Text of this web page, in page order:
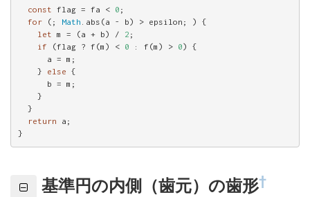
const flag = fa < 0 ;
for (; Math .abs(a - b) > epsilon; ) {
let m = (a + b) / 2 ;
if (flag ? f(m) < 0 : f(m) > 0) {
      a = m;
    }
else {
      b = m;
    }
  }
return a;
}
基準円の内側（歯元）の歯形†